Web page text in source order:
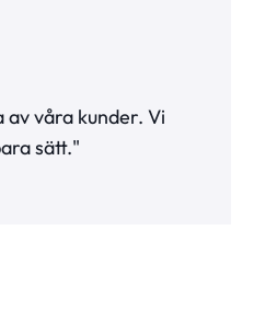
våra kunder. Vi
sätt."